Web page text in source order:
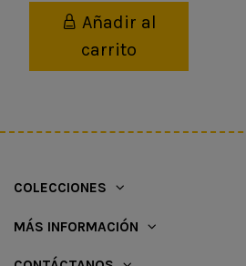
Añadir al
carrito
COLECCIONES
MÁS INFORMACIÓN